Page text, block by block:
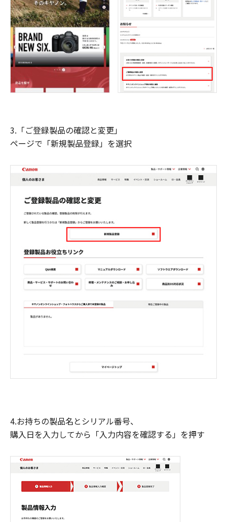
3.「ご登録製品の確認と変更」
ページで「新規製品登録」を選択
4.お持ちの製品名とシリアル番号、
購入日を入力してから「入力内容を確認する」を押す